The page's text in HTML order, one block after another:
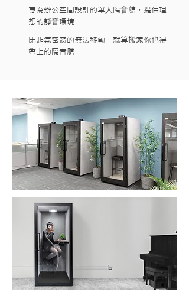
專為辦公空間設計的單⼈隔⾳艙，提供理
想的靜⾳環境
比起氣密窗的無法移動，就算搬家你也得
帶上的隔音艙